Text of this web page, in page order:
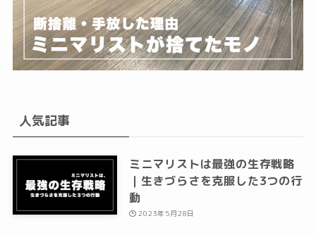
人気記事
ミニマリストは最強の生存戦略
｜生きづらさを克服した3つの行
動
2023年5月28日